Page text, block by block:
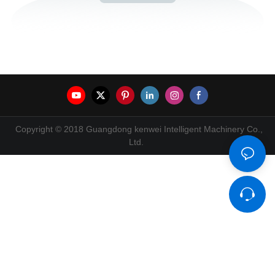
Copyright © 2018 Guangdong kenwei Intelligent Machinery Co.,
Ltd.